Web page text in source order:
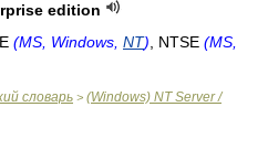
edition
(MS, Windows, NT) , NTSE (MS,
словарь > (Windows) NT Server /